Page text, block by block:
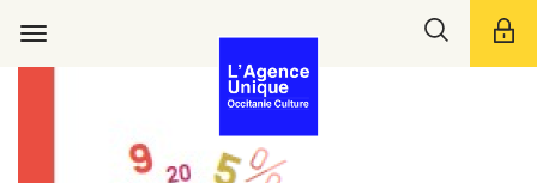
Toggle